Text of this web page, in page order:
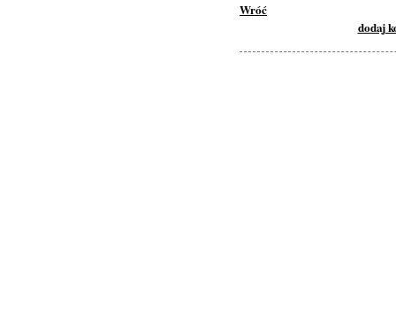
Wróć
dodaj